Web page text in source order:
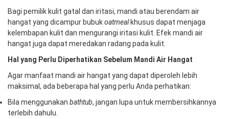
Bagi pemilik kulit gatal dan iritasi, mandi atau berendam air
hangat yang dicampur bubukoatmealkhusus dapat menjaga
kelembapan kulit dan mengurangi iritasi kulit. Efek mandi air
hangat juga dapat meredakan radang pada kulit.
Hal yang Perlu Diperhatikan Sebelum Mandi Air Hangat
Agar manfaat mandi air hangat yang dapat diperoleh lebih
maksimal, ada beberapa hal yang perlu Anda perhatikan:
Bila menggunakan bathtub, jangan lupa untuk membersihkannya
terlebih dahulu.